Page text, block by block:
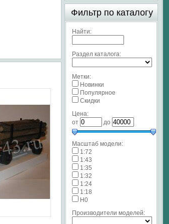
Фильтр по каталогу
Найти:
Раздел каталога:
Метки:
Новинки
Популярное
Скидки
Цена:
от
до
Масштаб модели:
1:72
1:43
1:35
1:32
1:24
1:18
H0
Производители моделей: